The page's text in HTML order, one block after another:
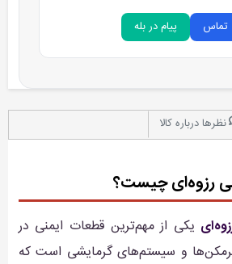
تماس
پیام در بله
نظرها درباره کالا
رزوه‌ای چیست؟
یکی از مهم‌ترین قطعات ایمنی در
و سیستم‌های گرمایشی است که